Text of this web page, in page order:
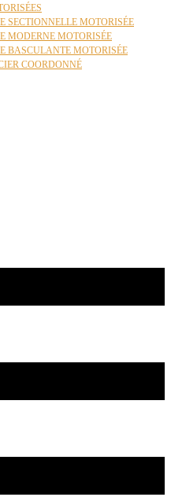
SECTIONNELLE MOTORISÉE
MODERNE MOTORISÉE
BASCULANTE MOTORISÉE
COORDONNÉ